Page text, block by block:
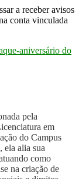
a receber avisos
conta vinculada
aniversário do
pela
em
do Campus
alia sua
como
na criação de